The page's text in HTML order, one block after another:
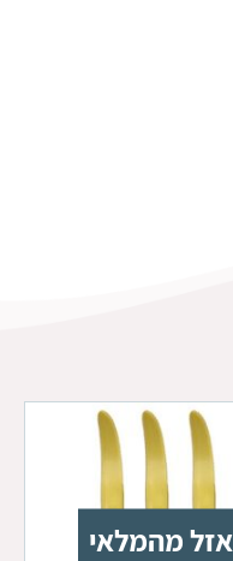
אזל מהמלאי